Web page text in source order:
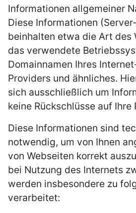
Informationen allgemeiner
Diese Informationen
beinhalten etwa die Art des
das verwendete
Domainnamen Ihres
Providers und ähnliches.
sich ausschließlich um
keine Rückschlüsse auf Ihre
Diese Informationen sind
notwendig, um von Ihnen
von Webseiten korrekt
bei Nutzung des Internets
werden insbesondere zu
verarbeitet: